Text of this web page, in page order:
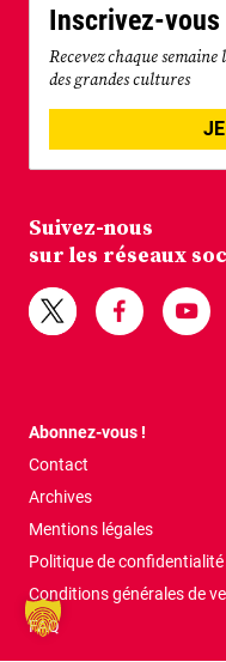
Inscrivez-
Recevez chaque
des grandes cultures
Suivez-nous
sur les réseaux
Abonnez-vous !
Contact
Archives
Mentions légales
Politique de confidentialité
Conditions générales de
FAQ